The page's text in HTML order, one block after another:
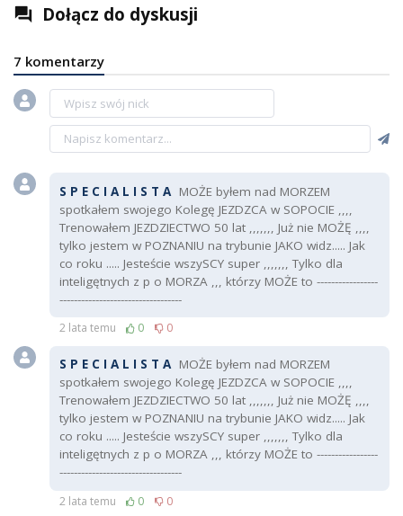
question_answer Dołącz do dyskusji
7 komentarzy
S P E C I A L I S T A MOŻE byłem nad MORZEM
spotkałem swojego Kolegę JEZDZCA w SOPOCIE ,,,,
Trenowałem JEZDZIECTWO 50 lat ,,,,,,, Już nie MOŻĘ ,,,,
tylko jestem w POZNANIU na trybunie JAKO widz..... Jak
co roku ..... Jesteście wszySCY super ,,,,,,, Tylko dla
inteligętnych z p o MORZA ,,, którzy MOŻE to -----------------
----------------------------------
2 lata temu 0 0
S P E C I A L I S T A MOŻE byłem nad MORZEM
spotkałem swojego Kolegę JEZDZCA w SOPOCIE ,,,,
Trenowałem JEZDZIECTWO 50 lat ,,,,,,, Już nie MOŻĘ ,,,,
tylko jestem w POZNANIU na trybunie JAKO widz..... Jak
co roku ..... Jesteście wszySCY super ,,,,,,, Tylko dla
inteligętnych z p o MORZA ,,, którzy MOŻE to -----------------
----------------------------------
2 lata temu 0 0